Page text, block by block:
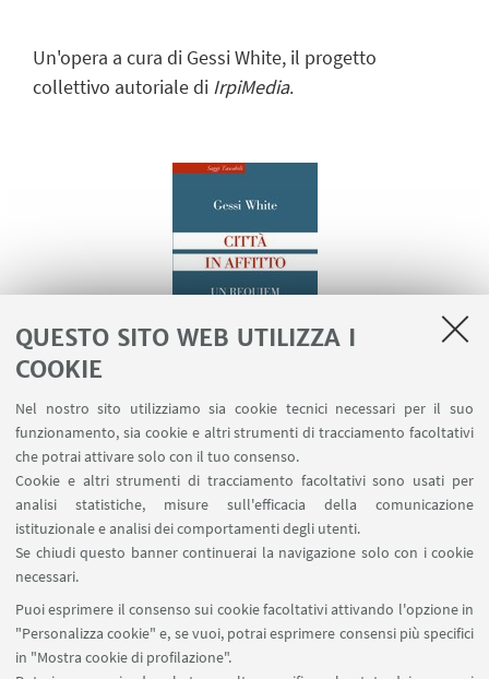
QUESTO SITO WEB UTILIZZA I
COOKIE
Nel nostro sito utilizziamo sia cookie tecnici necessari per il suo
funzionamento, sia cookie e altri strumenti di tracciamento facoltativi
che potrai attivare solo con il tuo consenso.
Cookie e altri strumenti di tracciamento facoltativi sono usati per
analisi statistiche, misure sull'efficacia della comunicazione
istituzionale e analisi dei comportamenti degli utenti.
Se chiudi questo banner continuerai la navigazione solo con i cookie
necessari.
Puoi esprimere il consenso sui cookie facoltativi attivando l'opzione in
"Personalizza cookie" e, se vuoi, potrai esprimere consensi più specifici
in "Mostra cookie di profilazione".
Un'opera a cura di Gessi White, il progetto
collettivo autoriale di IrpiMedia.
Intervengono:
Emily Marion Clancy, Vice Sindaca di Bologna
Lorenzo Bagnoli, giornalista e co-autore
Alice Facchini
Maurizio Franco, saggista, giornalista e co-autore